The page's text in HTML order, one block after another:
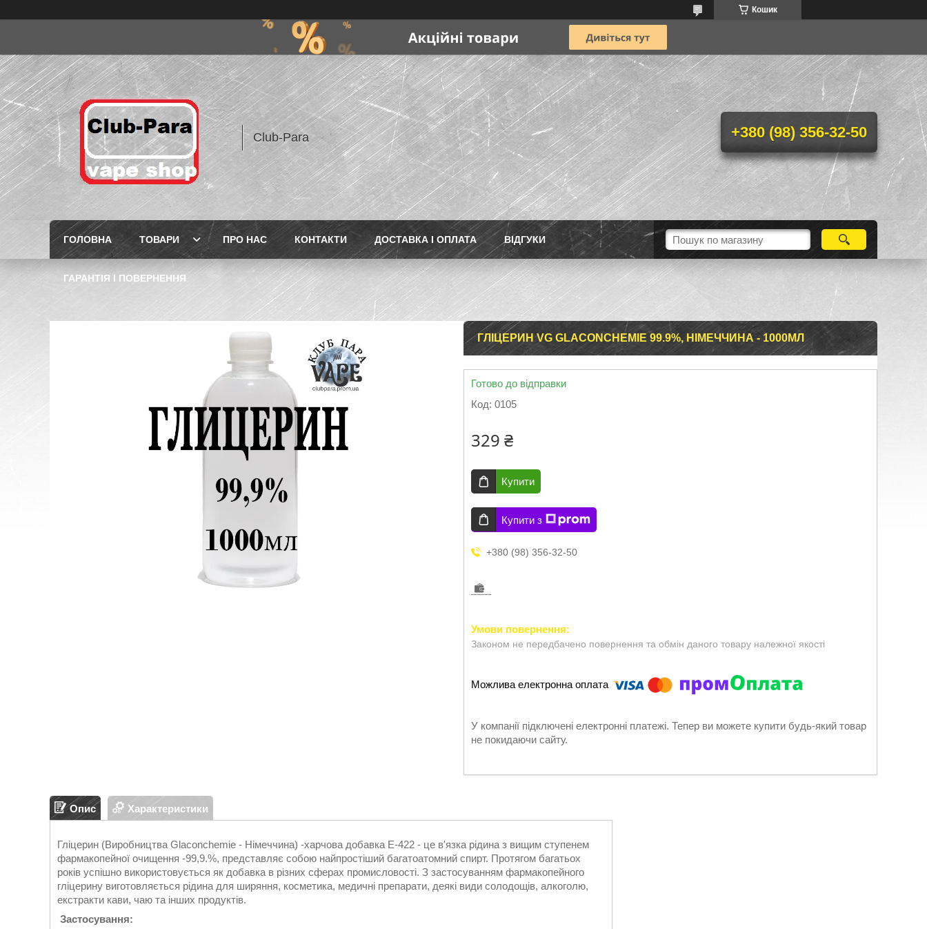
Кошик
Club-Para +380 (98) 356-32-50
ГОЛОВНА ТОВАРИ ПРО НАС КОНТАКТИ ДОСТАВКА І ОПЛАТА ВІДГУКИ
ГАРАНТІЯ І ПОВЕРНЕННЯ
ГЛІЦЕРИН VG GLACONCHEMIE 99.9%, НІМЕЧЧИНА - 1000МЛ
Готово до відправки
Код: 0105
329 ₴
Купити
Купити з
+380 (98) 356-32-50
Законом не передбачено повернення та обмін даного товару належної якості
У компанії підключені електронні платежі. Тепер ви можете купити будь-який товар
не покидаючи сайту.
Опис Характеристики
Гліцерин (Виробництва Glaconchemie - Німеччина) -харчова добавка Е-422 - це в'язка рідина з вищим ступенем
фармакопейної очищення -99,9.%, представляє собою найпростіший багатоатомний спирт. Протягом багатьох
років успішно використовується як добавка в різних сферах промисловості. З застосуванням фармакопейного
гліцерину виготовляється рідина для ширяння, косметика, медичні препарати, деякі види солодощів, алкоголю,
екстракти кави, чаю та інших продуктів.
Застосування: